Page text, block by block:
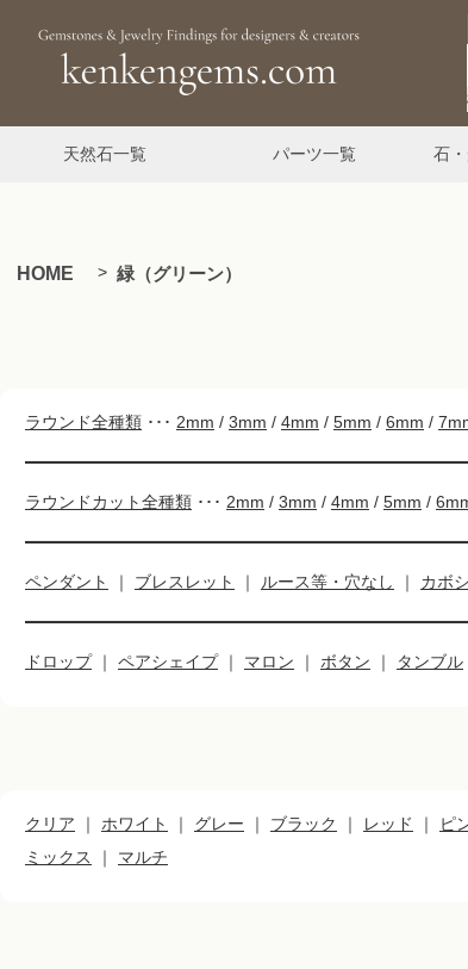
天然石一覧 パーツ一覧 石
HOME 緑（グリーン）
ラウンド全種類 ･･･ 2mm / 3mm / 4mm / 5mm / 6mm /
ラウンドカット全種類 ･･･ 2mm / 3mm / 4mm / 5mm /
ペンダント ｜ ブレスレット ｜ ルース等・穴なし ｜ カボ
ドロップ｜ ペアシェイプ｜ マロン ｜ ボタン ｜ タンブル
クリア ｜ ホワイト ｜ グレー ｜ ブラック ｜ レッド ｜ ピ
ミックス
｜ マルチ